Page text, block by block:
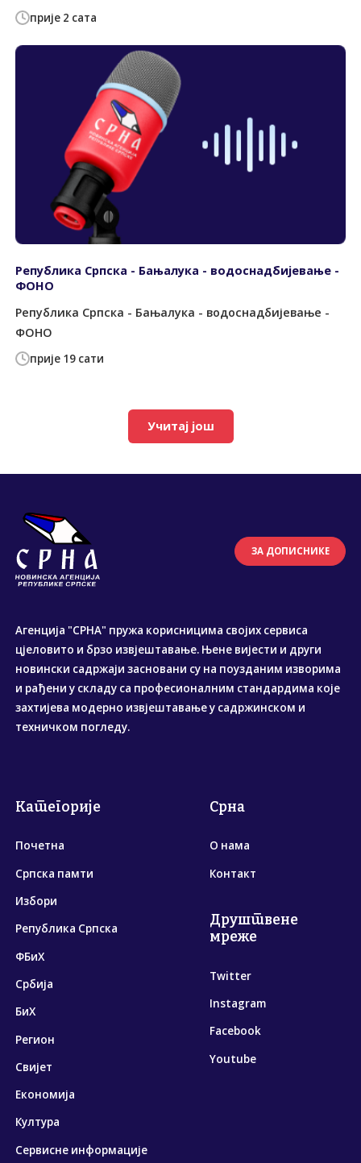
прије 2 сата
прије 19 сати
Република Српска - Бањалука - водоснадбијевање -
ФОНО
Република Српска - Бањалука - водоснадбијевање -
ФОНО
Учитај још
ЗА ДОПИСНИКЕ
Агенција "СРНА" пружа корисницима својих сервиса
цјеловито и брзо извјештавање. Њене вијести и други
новински садржаји засновани су на поузданим изворима
и рађени у складу са професионалним стандардима које
захтијева модерно извјештавање у садржинском и
техничком погледу.
Категорије
Почетна
Српска памти
Избори
Република Српска
ФБиХ
Србија
БиХ
Регион
Свијет
Економија
Култура
Сервисне информације
Срна
О нама
Контакт
Друштвене
мреже
Twitter
Instagram
Facebook
Youtube